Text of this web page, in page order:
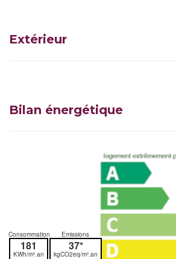
Extérieur
Bilan énergétique
Consommation
181
KWh/m².an
Emissions
37*
kgCO2eq/m².an